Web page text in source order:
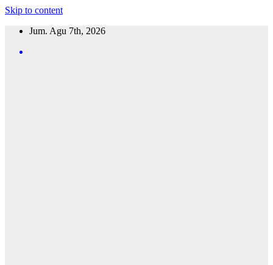
Skip to content
Jum. Agu 7th, 2026